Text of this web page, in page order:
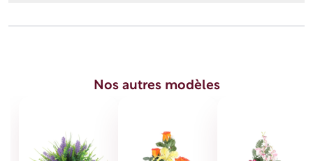
Type Fleurs COUPES
Longueur en cm 26
Hauteur en cm
Nos autres modèles